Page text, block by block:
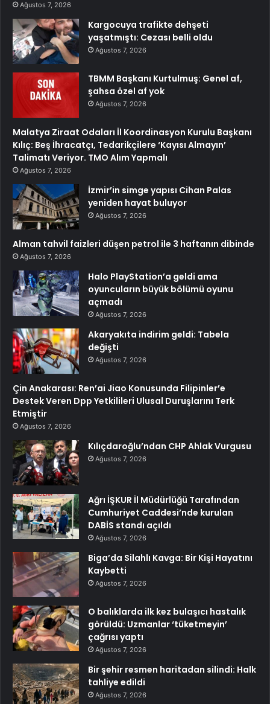
Ağustos 7, 2026
Kargocuya trafikte dehşeti
yaşatmıştı: Cezası belli oldu
Ağustos 7, 2026
TBMM Başkanı Kurtulmuş: Genel af,
şahsa özel af yok
Ağustos 7, 2026
Malatya Ziraat Odaları İl Koordinasyon Kurulu Başkanı
Kılıç: Beş İhracatçı, Tedarikçilere ‘Kayısı Almayın’
Talimatı Veriyor. TMO Alım Yapmalı
Ağustos 7, 2026
İzmir’in simge yapısı Cihan Palas
yeniden hayat buluyor
Ağustos 7, 2026
Alman tahvil faizleri düşen petrol ile 3 haftanın dibinde
Ağustos 7, 2026
Halo PlayStation’a geldi ama
oyuncuların büyük bölümü oyunu
açmadı
Ağustos 7, 2026
Akaryakıta indirim geldi: Tabela
değişti
Ağustos 7, 2026
Çin Anakarası: Ren’ai Jiao Konusunda Filipinler’e
Destek Veren Dpp Yetkilileri Ulusal Duruşlarını Terk
Etmiştir
Ağustos 7, 2026
Kılıçdaroğlu’ndan CHP Ahlak Vurgusu
Ağustos 7, 2026
Ağrı İŞKUR İl Müdürlüğü Tarafından
Cumhuriyet Caddesi’nde kurulan
DABİS standı açıldı
Ağustos 7, 2026
Biga’da Silahlı Kavga: Bir Kişi Hayatını
Kaybetti
Ağustos 7, 2026
O balıklarda ilk kez bulaşıcı hastalık
görüldü: Uzmanlar ‘tüketmeyin’
çağrısı yaptı
Ağustos 7, 2026
Bir şehir resmen haritadan silindi: Halk
tahliye edildi
Ağustos 7, 2026